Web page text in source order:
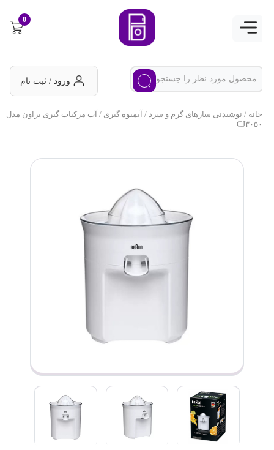
ورود / ثبت نام
خانه/نوشیدنی سازهای گرم و سرد/ آبمیوه گیری/ آب مرکبات گیری براون مدل
CJ۳۰۵۰